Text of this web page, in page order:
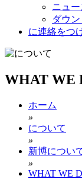
ニュー
ダウ
に連絡をつ
WHAT WE
ホーム
»
について
»
新博につい
»
WHAT WE